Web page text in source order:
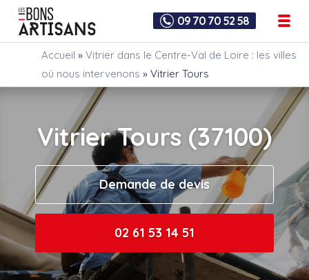
09 70 70 52 58
Accueil » Vitrier dans le Centre-Val de Loire : les villes
où nous intervenons » Vitrier Tours
Vitrier Tours (37100)
Demande de devis
02 61 53 14 51